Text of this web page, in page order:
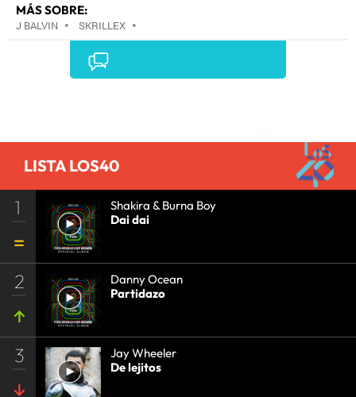
MÁS SOBRE:
J BALVIN • SKRILLEX •
LISTA LOS40
1
Shakira & Burna Boy
Dai dai
2
Danny Ocean
Partidazo
3
Jay Wheeler
De lejitos